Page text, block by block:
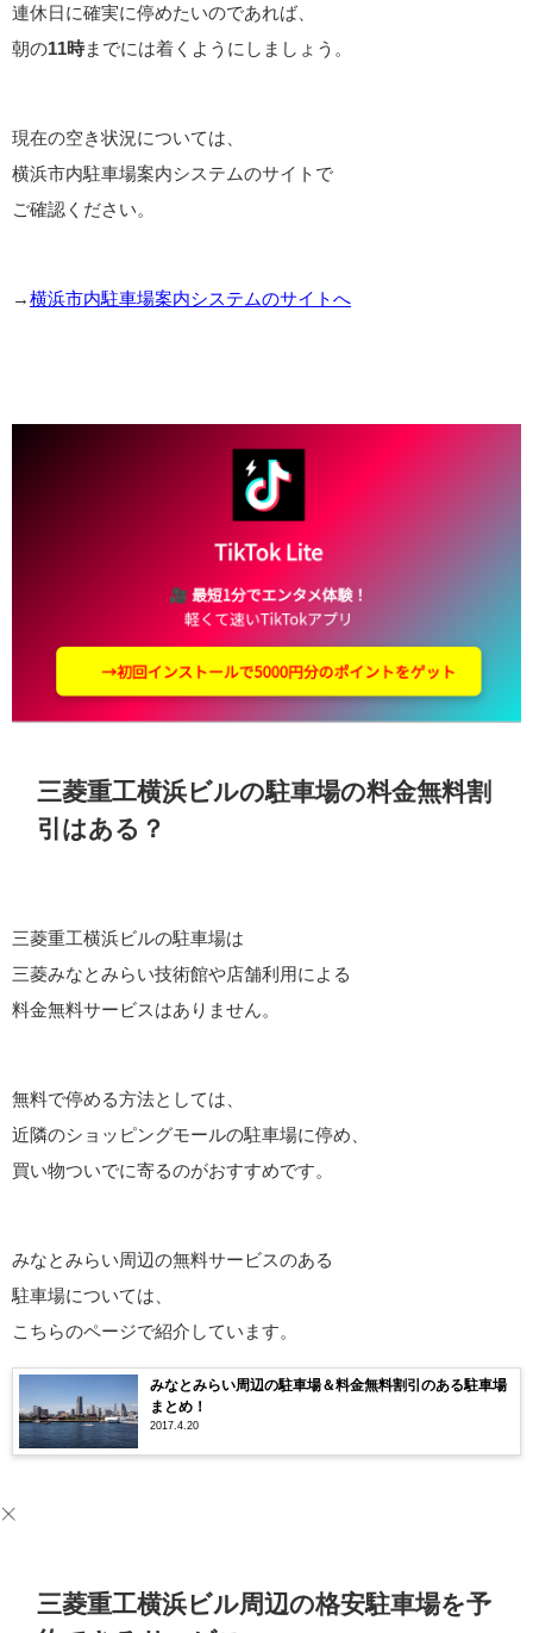
連休日に確実に停めたいのであれば、
朝の11時までには着くようにしましょう。
現在の空き状況については、
横浜市内駐車場案内システムのサイトで
ご確認ください。
→ 横浜市内駐車場案内システムのサイトへ
三菱重工横浜ビルの駐車場の料金無料割
引はある？
三菱重工横浜ビルの駐車場は
三菱みなとみらい技術館や店舗利用による
料金無料サービスはありません。
無料で停める方法としては、
近隣のショッピングモールの駐車場に停め、
買い物ついでに寄るのがおすすめです。
みなとみらい周辺の無料サービスのある
駐車場については、
こちらのページで紹介しています。
みなとみらい周辺の駐車場＆料金無料割引のある駐車場
まとめ！
2017.4.20
三菱重工横浜ビル周辺の格安駐車場を予